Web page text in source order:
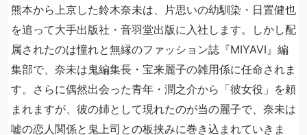
熊本から上京した鈴木奈未は、片思いの幼馴染・日置健也
を追って大手出版社・音羽堂出版に入社します。しかし配
属されたのは憧れと無縁のファッション誌『MIYAVI』編
集部で、奈未は鬼編集長・宝来麗子の雑用係に任命されま
す。さらに偶然出会った青年・潤之介から「彼女役」を頼
まれますが、彼の姉として現れたのが当の麗子で、奈未は
嘘の恋人関係と鬼上司との板挟みに巻き込まれていきま